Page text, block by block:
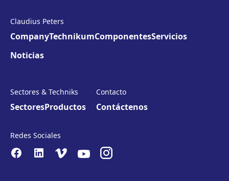
Claudius Peters
CompanyTechnikumComponentesServicios
Noticias
Sectores & Techniks
SectoresProductos
Contacto
Contáctenos
Redes Sociales